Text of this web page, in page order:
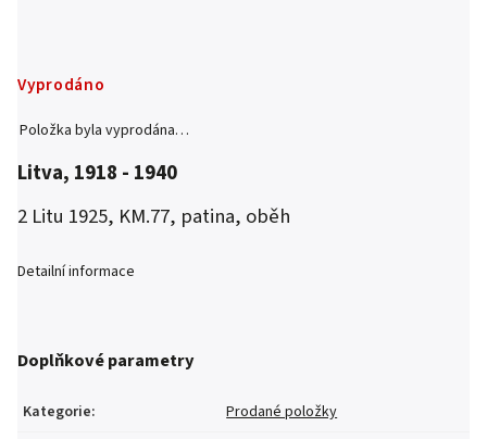
Vyprodáno
Položka byla vyprodána…
Litva, 1918 - 1940
2 Litu 1925, KM.77, patina, oběh
Detailní informace
Doplňkové parametry
Kategorie:
Prodané položky